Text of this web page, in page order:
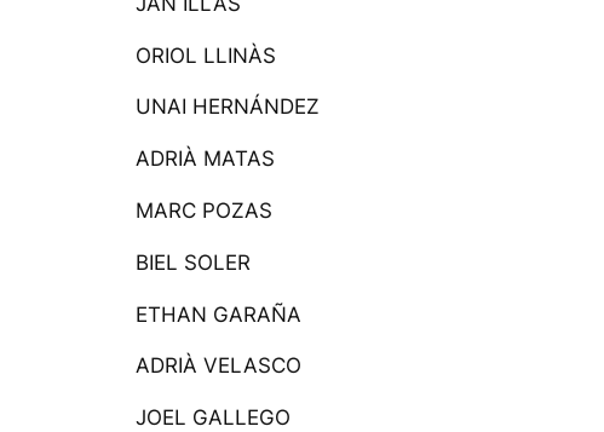
ORIOL LLINÀS
UNAI HERNÁNDEZ
ADRIÀ MATAS
MARC POZAS
BIEL SOLER
ETHAN GARAÑA
ADRIÀ VELASCO
JOEL GALLEGO